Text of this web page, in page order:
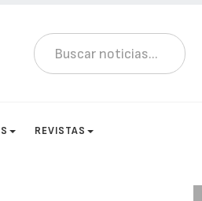
REVISTAS